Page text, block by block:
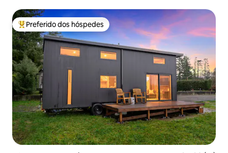
Entre os melhores preferidos dos hóspedes
Preferido dos hóspedes